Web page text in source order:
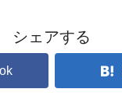
シェアする